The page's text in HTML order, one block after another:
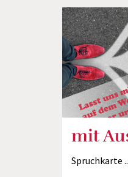
mit
Spruchkarte